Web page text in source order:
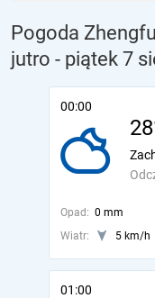
Pogoda
jutro - piątek 7
00:00
Opad: 0 mm
Wiatr:
5 km/h
01:00